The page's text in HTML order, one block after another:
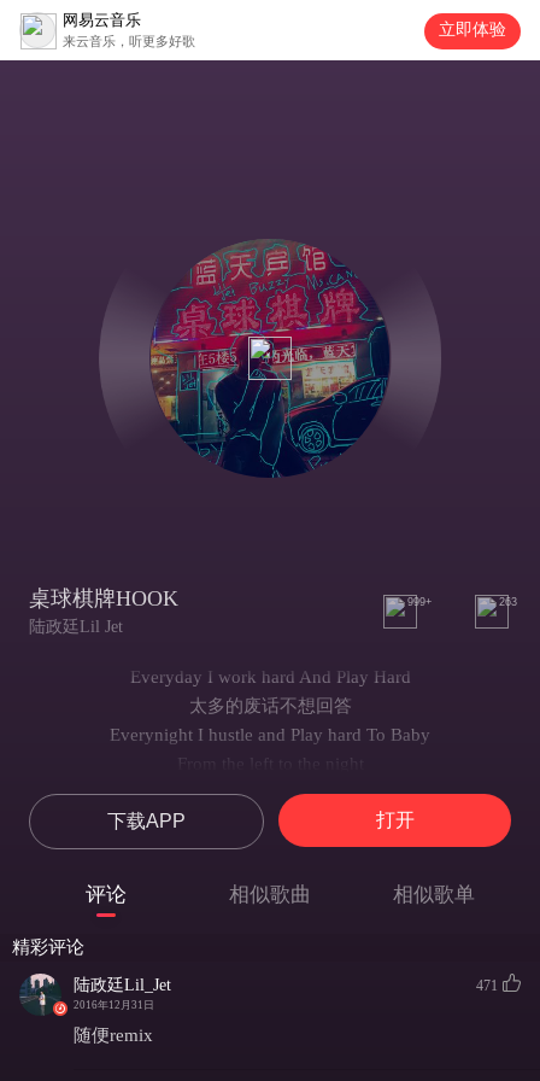
网易云音乐
来云音乐，听更多好歌
立即体验
桌球棋牌HOOK
陆政廷Lil Jet
999+ 263
Everyday I work hard And Play Hard
太多的废话不想回答
Everynight I hustle and Play hard To Baby
From the left to the night
每天保持状态
桌球棋牌Everyday
桌球棋牌Everyday
桌球棋牌Everyday
Everynight I hustle and Play hard To Baby
下载APP 打开
评论 相似歌曲 相似歌单
精彩评论
陆政廷Lil_Jet
2016年12月31日
471
随便remix